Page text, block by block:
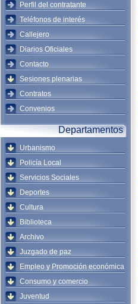
Perfil del contratante
Teléfonos de interés
Callejero
Diarios Oficiales
Contacto
Sesiones plenarias
Contratos
Convenios
Departamentos
Urbanismo
Policía Local
Servicios Sociales
Deportes
Cultura
Biblioteca
Archivo
Juzgado de paz
Empleo y Promoción económica
Consumo y comercio
Juventud